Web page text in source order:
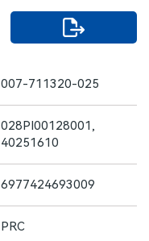
007-711320-025
028PI00128001,
40251610
6977424693009
PRC